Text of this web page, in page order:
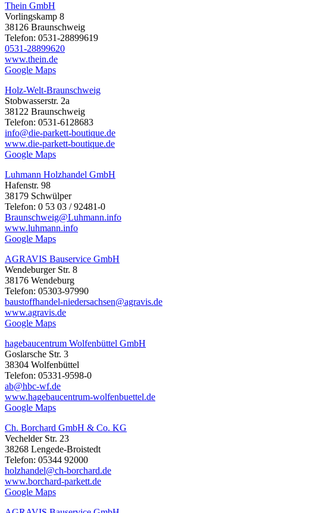
Thein GmbH
Vorlingskamp 8
38126 Braunschweig
Telefon: 0531-28899619
0531-28899620
www.thein.de
Google Maps
Holz-Welt-Braunschweig
Stobwasserstr. 2a
38122 Braunschweig
Telefon: 0531-6128683
info@die-parkett-boutique.de
www.die-parkett-boutique.de
Google Maps
Luhmann Holzhandel GmbH
Hafenstr. 98
38179 Schwülper
Telefon: 0 53 03 / 92481-0
Braunschweig@Luhmann.info
www.luhmann.info
Google Maps
AGRAVIS Bauservice GmbH
Wendeburger Str. 8
38176 Wendeburg
Telefon: 05303-97990
baustoffhandel-niedersachsen@agravis.de
www.agravis.de
Google Maps
hagebaucentrum Wolfenbüttel GmbH
Goslarsche Str. 3
38304 Wolfenbüttel
Telefon: 05331-9598-0
ab@hbc-wf.de
www.hagebaucentrum-wolfenbuettel.de
Google Maps
Ch. Borchard GmbH & Co. KG
Vechelder Str. 23
38268 Lengede-Broistedt
Telefon: 05344 92000
holzhandel@ch-borchard.de
www.borchard-parkett.de
Google Maps